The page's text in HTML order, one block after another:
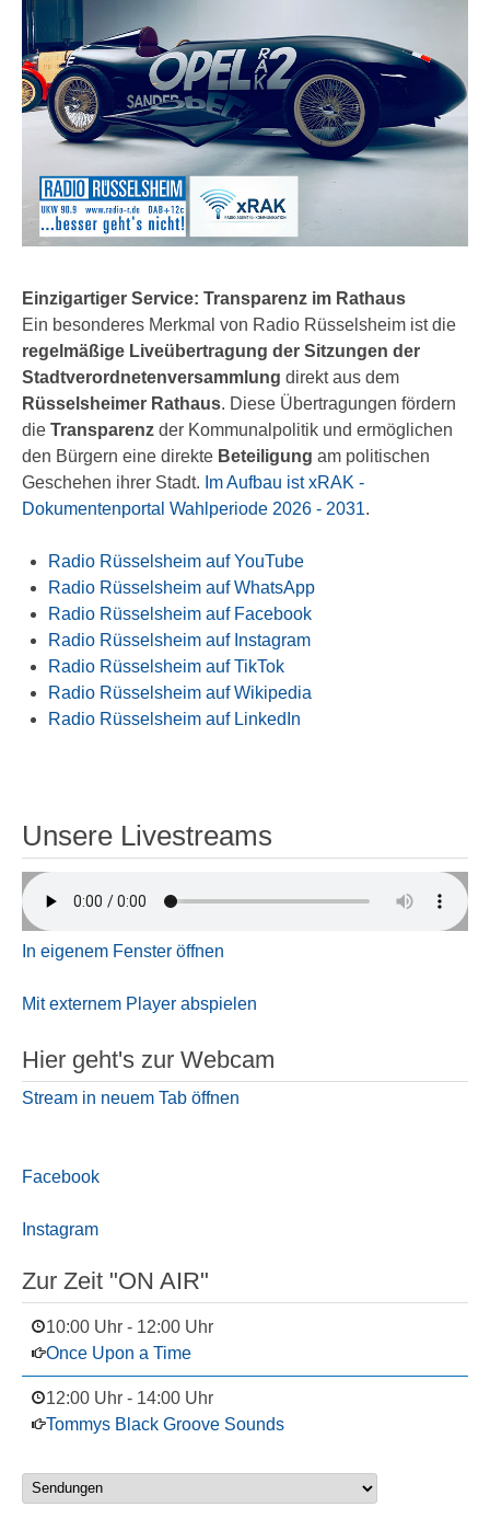
Einzigartiger Service: Transparenz im Rathaus
Ein besonderes Merkmal von Radio Rüsselsheim ist die
regelmäßige Liveübertragung der Sitzungen der
Stadtverordnetenversammlung direkt aus dem
Rüsselsheimer Rathaus. Diese Übertragungen fördern
die Transparenz der Kommunalpolitik und ermöglichen
den Bürgern eine direkte Beteiligung am politischen
Geschehen ihrer Stadt. Im Aufbau ist xRAK -
Dokumentenportal Wahlperiode 2026 - 2031.
Radio Rüsselsheim auf YouTube
Radio Rüsselsheim auf WhatsApp
Radio Rüsselsheim auf Facebook
Radio Rüsselsheim auf Instagram
Radio Rüsselsheim auf TikTok
Radio Rüsselsheim auf Wikipedia
Radio Rüsselsheim auf LinkedIn
Unsere Livestreams
In eigenem Fenster öffnen
Mit externem Player abspielen
Hier geht's zur Webcam
Stream in neuem Tab öffnen
Facebook
Instagram
Zur Zeit "ON AIR"
10:00 Uhr - 12:00 Uhr
Once Upon a Time
12:00 Uhr - 14:00 Uhr
Tommys Black Groove Sounds